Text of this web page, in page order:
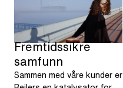
Fremtidssikre
samfunn
Sammen med våre kunder er